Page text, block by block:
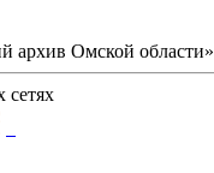
архив Омской области»